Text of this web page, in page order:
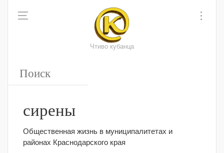
Чтиво кубанца
сирены
Общественная жизнь в муниципалитетах и
районах Краснодарского края